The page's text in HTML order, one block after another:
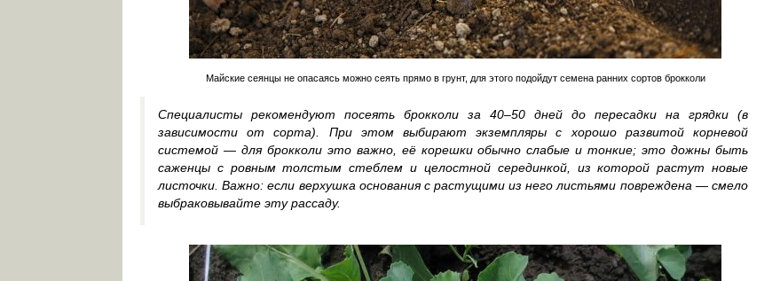
Майские сеянцы не опасаясь можно сеять прямо в грунт, для этого подойдут семена ранних сортов брокколи
Специалисты рекомендуют посеять брокколи за 40–50 дней до пересадки на грядки (в
зависимости от сорта). При этом выбирают экземпляры с хорошо развитой корневой
системой — для брокколи это важно, её корешки обычно слабые и тонкие; это дожны быть
саженцы с ровным толстым стеблем и целостной серединкой, из которой растут новые
листочки. Важно: если верхушка основания с растущими из него листьями повреждена — смело
выбраковывайте эту рассаду.